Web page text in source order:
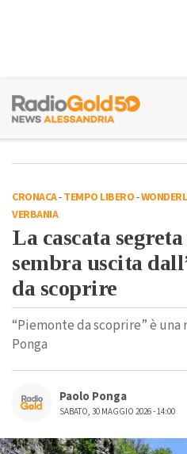
CRONACA-TEMPO LIBERO-
VERBANIA
La cascata
sembra uscita
da scoprire
“Piemonte da scoprire” è una
Ponga
Paolo Ponga
SABATO, 30 MAGGIO 2026 - 14:00